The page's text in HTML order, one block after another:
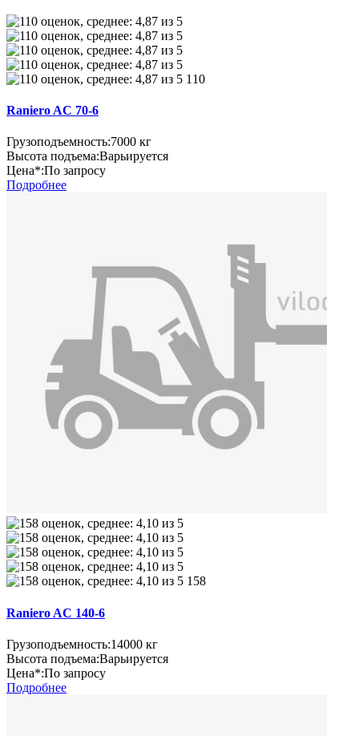
110
Raniero AC 70-6
Грузоподъемность:7000 кг
Высота подъема:Варьируется
Цена*:По запросу
Подробнее
158
Raniero AC 140-6
Грузоподъемность:14000 кг
Высота подъема:Варьируется
Цена*:По запросу
Подробнее